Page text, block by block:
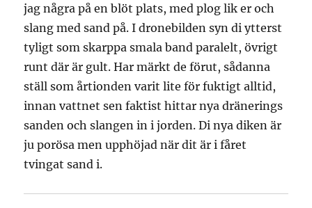
jag några på en blöt plats, med plog lik er och
slang med sand på. I dronebilden syn di ytterst
tyligt som skarppa smala band paralelt, övrigt
runt där är gult. Har märkt de förut, sådanna
ställ som årtionden varit lite för fuktigt alltid,
innan vattnet sen faktist hittar nya dränerings
sanden och slangen in i jorden. Di nya diken är
ju porösa men upphöjad när dit är i fåret
tvingat sand i.